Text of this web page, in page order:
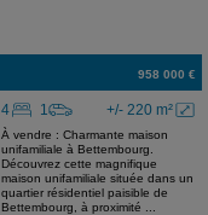
958 000 €
+/- 220 m²
4 1
À vendre : Charmante maison
unifamiliale à Bettembourg.
Découvrez cette magnifique
maison unifamiliale située dans un
quartier résidentiel paisible de
Bettembourg, à proximité ...